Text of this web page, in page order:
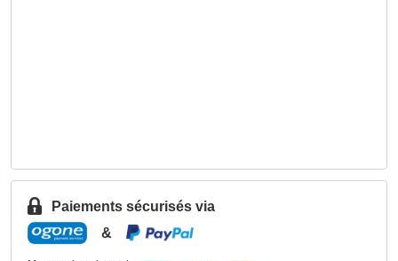
Paiements sécurisés via
&